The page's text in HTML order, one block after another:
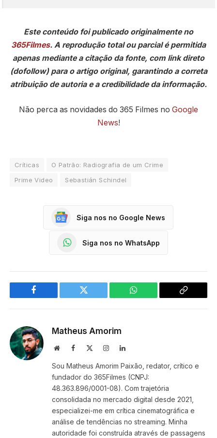
Este conteúdo foi publicado originalmente no
365Filmes. A reprodução total ou parcial é permitida
apenas mediante a citação da fonte, com link direto
(dofollow) para o artigo original, garantindo a correta
atribuição de autoria e a credibilidade da informação.
Não perca as novidades do 365 Filmes no Google
News!
Críticas
O Patrão: Radiografia de um Crime
Prime Video
Sebastián Schindel
Siga nos no Google News
Siga nos no WhatsApp
Facebook Twitter WhatsApp
Copy
Matheus Amorim
WebsiteFacebook InstagramLinkedIn
Sou Matheus Amorim Paixão, redator, crítico e
fundador do 365Filmes (CNPJ:
48.363.896/0001-08). Com trajetória
consolidada no mercado digital desde 2021,
especializei-me em crítica cinematográfica e
análise de tendências no streaming. Minha
autoridade foi construída através de passagens